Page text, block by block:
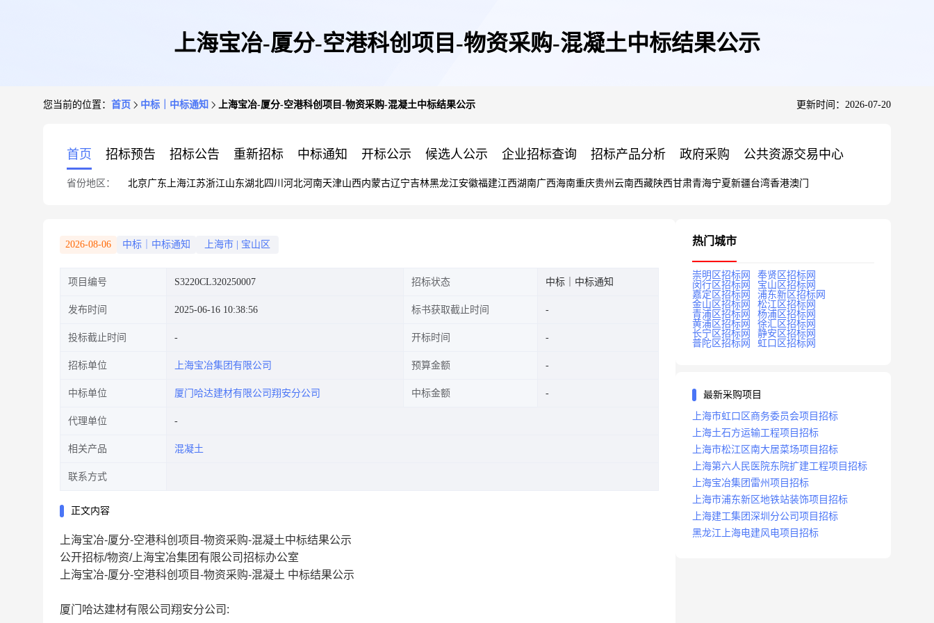
上海宝冶-厦分-空港科创项目-物资采购-混凝土中标结果公示
您当前的位置： 首页 中标｜中标通知 上海宝冶-厦分-空港科创项目-物资采购-混凝土中标结果公示 更新时间：2026-07-20
首页 招标预告 招标公告 重新招标 中标通知 开标公示 候选人公示 企业招标查询 招标产品分析 政府采购 公共资源交易中心
省份地区： 北京广东 上海江苏浙江山东湖北四川 河北河南天津山西内蒙古辽宁吉林黑龙江安徽福建江西湖南广西海南重庆贵州 云南西藏陕西甘肃青海宁夏新疆台湾香港澳门
2026-08-06 中标｜中标通知 上海市 宝山区
项目编号 S3220CL320250007 招标状态 中标｜中标通知
发布时间 2025-06-16 10:38:56 标书获取截止时间
投标截止时间 开标时间
招标单位 上海宝冶集团有限公司 预算金额
中标单位 厦门哈达建材有限公司翔安分公司 中标金额
代理单位
相关产品 混凝土
联系方式
正文内容
上海宝冶-厦分-空港科创项目-物资采购-混凝土中标结果公示
公开招标/物资/上海宝冶集团有限公司招标办公室
上海宝冶-厦分-空港科创项目-物资采购-混凝土 中标结果公示
厦门哈达建材有限公司翔安分公司:
热门城市
崇明区招标网
奉贤区招标网
闵行区招标网
宝山区招标网
嘉定区招标网
浦东新区招标网
金山区招标网
松江区招标网
青浦区招标网
杨浦区招标网
黄浦区招标网
徐汇区招标网
长宁区招标网
静安区招标网
普陀区招标网
虹口区招标网
最新采购项目
上海市虹口区商务委员会项目招标
上海土石方运输工程项目招标
上海市松江区南大居菜场项目招标
上海第六人民医院东院扩建工程项目招标
上海宝冶集团雷州项目招标
上海市浦东新区地铁站装饰项目招标
上海建工集团深圳分公司项目招标
黑龙江上海电建风电项目招标